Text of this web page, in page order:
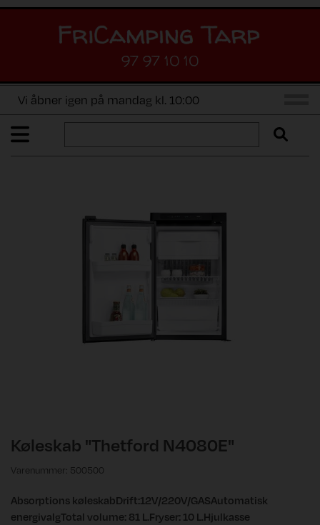
97 97 10 10
Vi åbner igen på mandag kl. 10:00
Køleskab "Thetford N4080E"
Varenummer: 500500
Absorptions køleskabDrift:12V/220V/GASAutomatisk
energivalgTotal volume: 81 L.Fryser: 10 L.Hjulkasse